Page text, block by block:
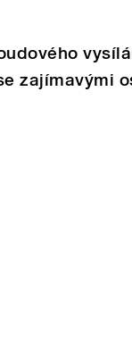
zajímavými